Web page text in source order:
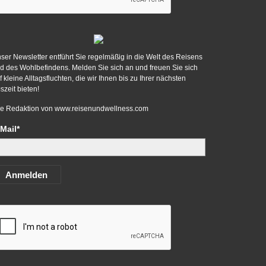
Newsletter entführt Sie regelmäßig in die Welt des Reisens
des Wohlbefindens. Melden Sie sich an und freuen Sie sich
kleine Alltagsfluchten, die wir Ihnen bis zu Ihrer nächsten
bieten!
Redaktion von www.reisenundwellness.com
Anmelden